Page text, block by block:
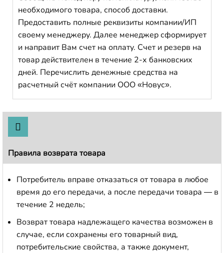
необходимого товара, способ доставки.
Предоставить полные реквизиты компании/ИП
своему менеджеру. Далее менеджер сформирует
и направит Вам счет на оплату. Счет и резерв на
товар действителен в течение 2-х банковских
дней. Перечислить денежные средства на
расчетный счёт компании ООО «Новус».
Правила возврата товара
Потребитель вправе отказаться от товара в любое
время до его передачи, а после передачи товара — в
течение 2 недель;
Возврат товара надлежащего качества возможен в
случае, если сохранены его товарный вид,
потребительские свойства, а также документ,